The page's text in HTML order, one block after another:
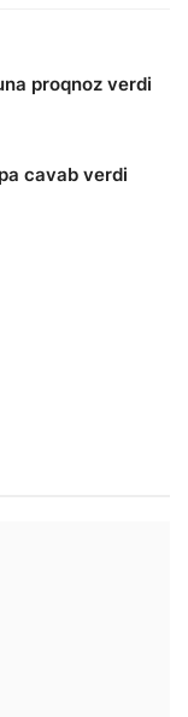
proqnoz verdi
cavab verdi